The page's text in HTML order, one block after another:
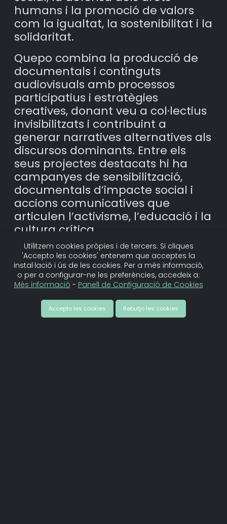
humans i la promoció de valors
com la igualtat, la sostenibilitat i la
solidaritat.
Quepo combina la producció de
documentals i continguts
audiovisuals amb processos
participatius i estratègies
creatives, donant veu a col·lectius
invisibilitzats i contribuint a
generar narratives alternatives als
discursos dominants. Entre els
seus projectes destacats hi ha
campanyes de sensibilització,
documentals d’impacte social i
accions comunicatives que
articulen l’activisme, l’educació i la
cultura crítica.
Amb un enfocament col·laboratiu,
transversal i de cocreació, Quepo
forma part de l’economia social i
solidària i treballa estretament
amb entitats socials, institucions
públiques, moviments socials i
Utilitzem cookies pròpies i de tercers. Si cliques
'Accepto les cookies' entenem que acceptes la
instal·lació i ús de les cookies. Per a més informació,
o per a configurar-ne les preferències, accedeix a:
Més informació - Panell de Configuració de Cookies
Accepto les cookies Rebutjo les cookies